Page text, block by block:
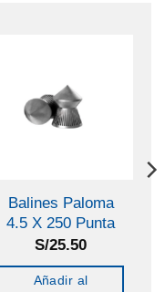
Balines Paloma
4.5 X 250 Punta
S/25.50
Añadir al